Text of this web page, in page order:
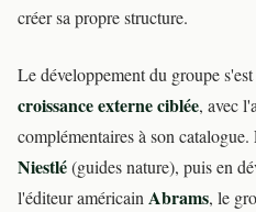
créer sa propre structure.
Le développement du groupe
croissance externe ciblée, avec
complémentaires à son
Niestlé(guides nature), puis en
l'éditeur américainAbrams, le